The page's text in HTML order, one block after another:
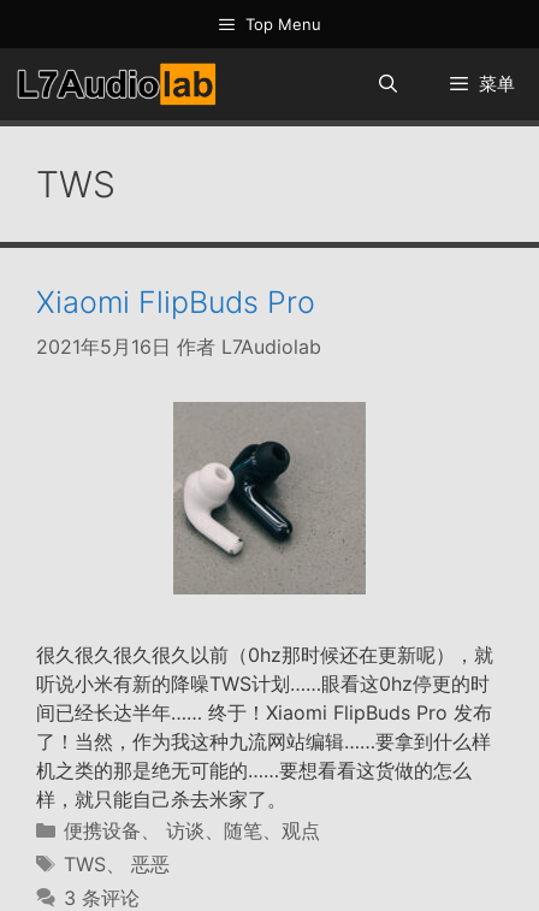
至
内
容
Top Menu
菜单
TWS
Xiaomi FlipBuds Pro
2021年5月16日 作者 L7Audiolab
很久很久很久很久以前（0hz那时候还在更新呢），就
听说小米有新的降噪TWS计划……眼看这0hz停更的时
间已经长达半年…… 终于！Xiaomi FlipBuds Pro 发布
了！当然，作为我这种九流网站编辑……要拿到什么样
机之类的那是绝无可能的……要想看看这货做的怎么
样，就只能自己杀去米家了。
分
类
便携设备、 访谈、随笔、观点
标
签
TWS、 恶恶
3 条评论